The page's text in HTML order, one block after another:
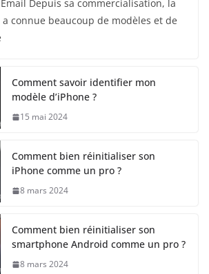
Depuis sa commercialisation, la
connue beaucoup de modèles et de
Comment savoir identifier mon
modèle d’iPhone ?
15 mai 2024
Comment bien réinitialiser son
iPhone comme un pro ?
8 mars 2024
Comment bien réinitialiser son
smartphone Android comme un pro ?
8 mars 2024